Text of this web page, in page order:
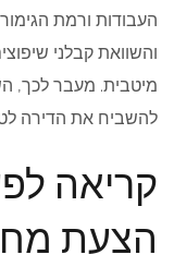
העבודות ורמת
והשוואת קבלני
מיטבית. מעבר לכך,
להשביח את הדירה
קריאה
הצעת